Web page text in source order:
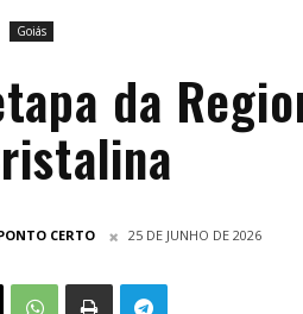
Goiás
da
CERTO 25 DE JUNHO DE 2026